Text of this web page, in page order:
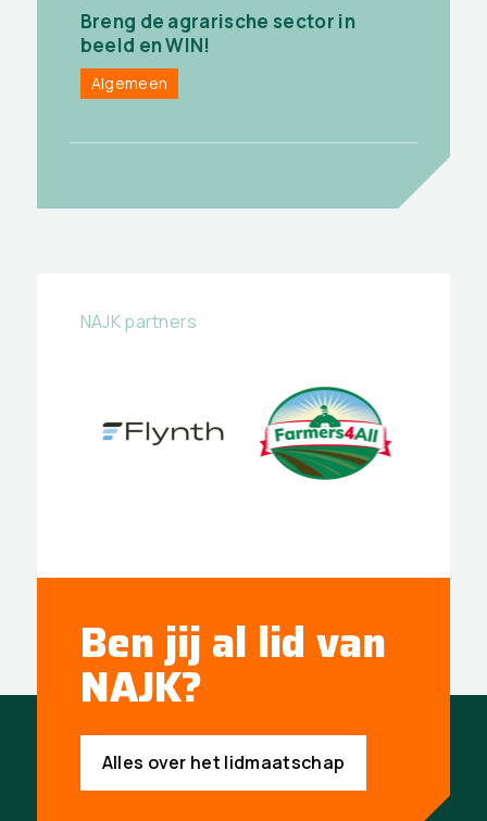
Breng de agrarische sector in
beeld en WIN!
Algemeen
NAJK partners
Ben jij al lid van
NAJK?
Alles over het lidmaatschap